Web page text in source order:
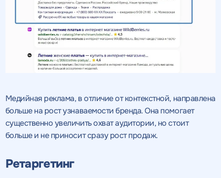
Медийная реклама, в отличие от контекстной, направлена
больше на рост узнаваемости бренда. Она помогает
существенно увеличить охват аудитории, но стоит
больше и не приносит сразу рост продаж.
Ретаргетинг
Нажимая на кнопку, "получить
предложение" вы даете согласие
на обработку персональных
данныхи соглашаетесь c
политикой конфиденциальности
ПРЕДЛОЖЕНИЕ
Нажимая на кнопку, "получить
предложение" вы даете согласие
на обработку персональных
данныхи соглашаетесь c
политикой конфиденциальности
ПРЕДЛОЖЕНИЕ